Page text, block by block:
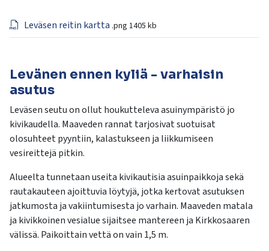
Leväsen reitin kartta .png 1405 kb
Levänen ennen kyliä - varhaisin
asutus
Leväsen seutu on ollut houkutteleva asuinympäristö jo
kivikaudella. Maaveden rannat tarjosivat suotuisat
olosuhteet pyyntiin, kalastukseen ja liikkumiseen
vesireittejä pitkin.
Alueelta tunnetaan useita kivikautisia asuinpaikkoja sekä
rautakauteen ajoittuvia löytyjä, jotka kertovat asutuksen
jatkumosta ja vakiintumisesta jo varhain. Maaveden matala
ja kivikkoinen vesialue sijaitsee mantereen ja Kirkkosaaren
välissä. Paikoittain vettä on vain 1,5 m.